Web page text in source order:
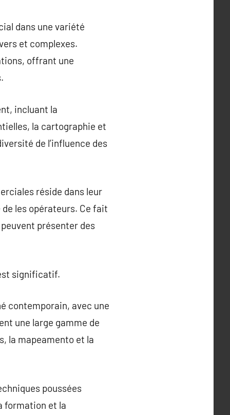
dans une variété
et complexes.
offrant une
incluant la
la cartographie et
de l’influence des
réside dans leur
les opérateurs. Ce fait
présenter des
significatif.
contemporain, avec une
une large gamme de
la mapeamento et la
poussées
formation et la